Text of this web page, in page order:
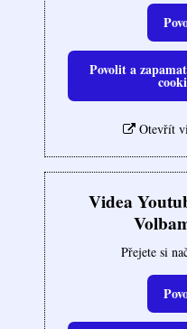
Povolit a
Otevřít
Videa
Přejete si